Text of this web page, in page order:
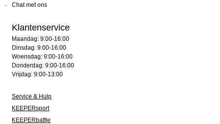
Chat met ons
Klantenservice
Maandag: 9:00-16:00
Dinsdag: 9:00-16:00
Woensdag: 9:00-16:00
Donderdag: 9:00-16:00
Vrijdag: 9:00-13:00
Service & Hulp
KEEPERsport
KEEPERbattle